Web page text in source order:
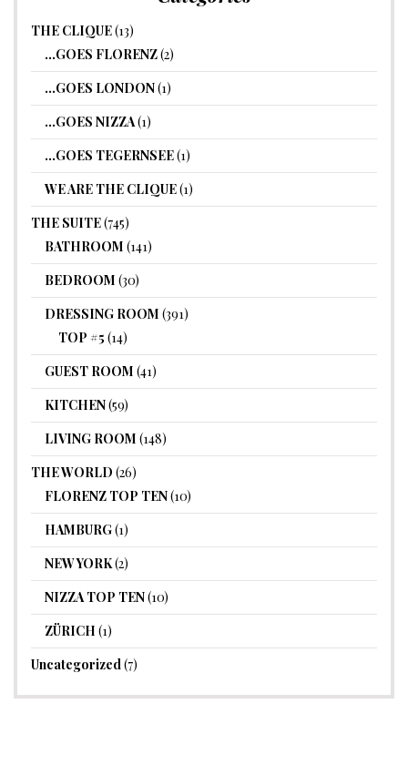
THE CLIQUE(13)
…GOES FLORENZ(2)
…GOES LONDON(1)
…GOES NIZZA(1)
…GOES TEGERNSEE(1)
WE ARE THE CLIQUE(1)
THE SUITE(745)
BATHROOM (141)
BEDROOM (30)
DRESSING ROOM (391)
TOP #5 (14)
GUEST ROOM (41)
KITCHEN(59)
LIVING ROOM (148)
THE WORLD (26)
FLORENZ TOP TEN(10)
HAMBURG(1)
NEW YORK(2)
NIZZA TOP TEN(10)
ZÜRICH (1)
Uncategorized(7)